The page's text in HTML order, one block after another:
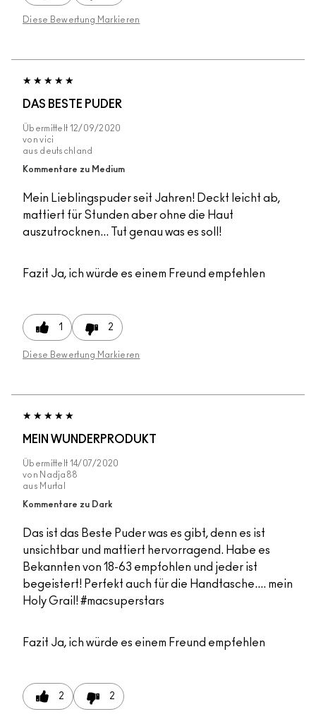
Diese Bewertung Markieren
DAS BESTE PUDER
Übermittelt 12/09/2020
von vici
aus deutschland
Kommentare zu Medium
Mein Lieblingspuder seit Jahren! Deckt leicht ab,
mattiert für Stunden aber ohne die Haut
auszutrocknen... Tut genau was es soll!
Fazit Ja, ich würde es einem Freund empfehlen
1 2
Diese Bewertung Markieren
MEIN WUNDERPRODUKT
Übermittelt 14/07/2020
von Nadja88
aus Murtal
Kommentare zu Dark
Das ist das Beste Puder was es gibt, denn es ist
unsichtbar und mattiert hervorragend. Habe es
Bekannten von 18-63 empfohlen und jeder ist
begeistert! Perfekt auch für die Handtasche.... mein
Holy Grail! #macsuperstars
Fazit Ja, ich würde es einem Freund empfehlen
2 2